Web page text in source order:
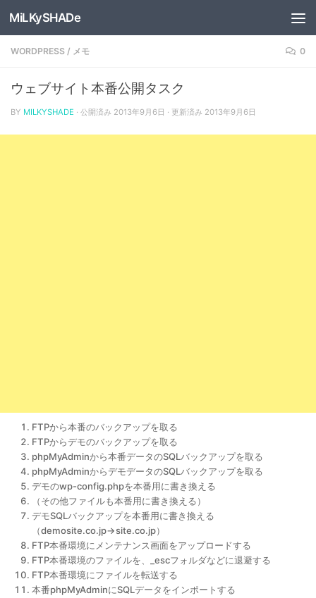
コンテンツへスキップ
MiLKySHADe
WORDPRESS / メモ 0
ウェブサイト本番公開タスク
BY MILKYSHADE · 公開済み 2013年9月6日 · 更新済み 2013年9月6日
FTPから本番のバックアップを取る
FTPからデモのバックアップを取る
phpMyAdminから本番データのSQLバックアップを取る
phpMyAdminからデモデータのSQLバックアップを取る
デモのwp-config.phpを本番用に書き換える
（その他ファイルも本番用に書き換える）
デモSQLバックアップを本番用に書き換える
（demosite.co.jp→site.co.jp）
FTP本番環境にメンテナンス画面をアップロードする
FTP本番環境のファイルを、_escフォルダなどに退避する
FTP本番環境にファイルを転送する
本番phpMyAdminにSQLデータをインポートする